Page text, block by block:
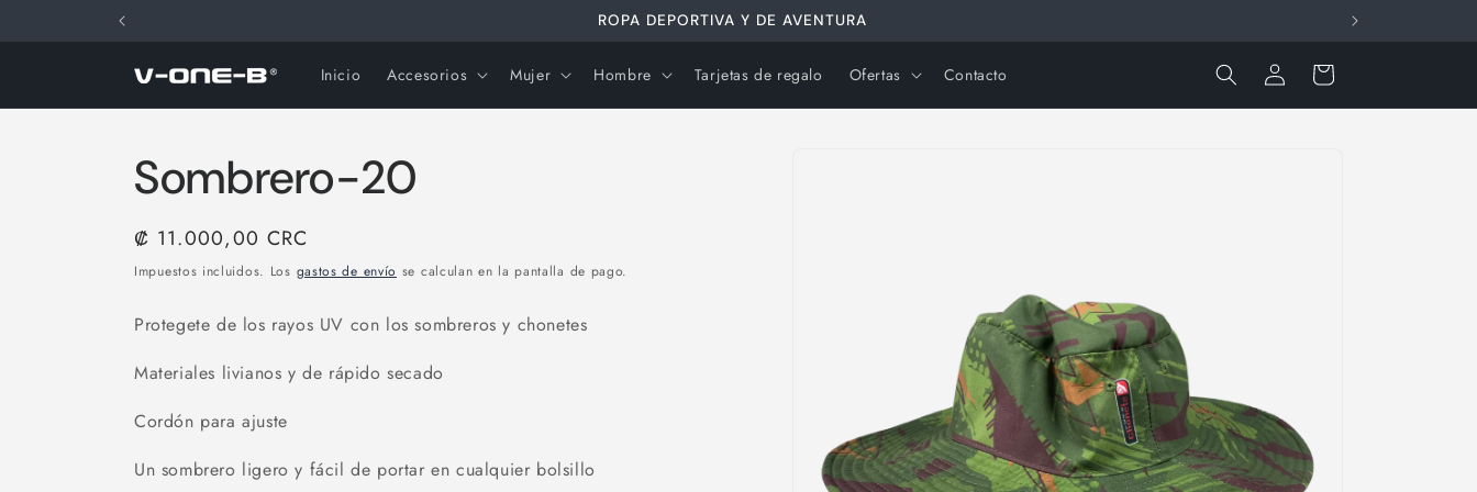
al contenido
ROPA DEPORTIVA Y DE AVENTURA
Inicio Accesorios Mujer Hombre Tarjetas de regalo Ofertas Contacto
Iniciar
sesión
Carrito
Sombrero-20
Precio
habitual
₡ 11.000,00 CRC
Impuestos incluidos. Los gastos de envío se calculan en la pantalla de pago.
Protegete de los rayos UV con los sombreros y chonetes
Materiales livianos y de rápido secado
Cordón para ajuste
Un sombrero ligero y fácil de portar en cualquier bolsillo